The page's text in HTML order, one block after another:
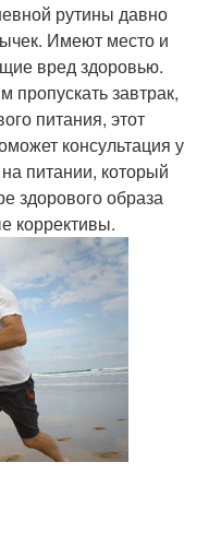
рутины давно
Имеют место и
вред здоровью.
завтрак,
питания, этот
консультация у
питании, который
здорового образа
коррективы.